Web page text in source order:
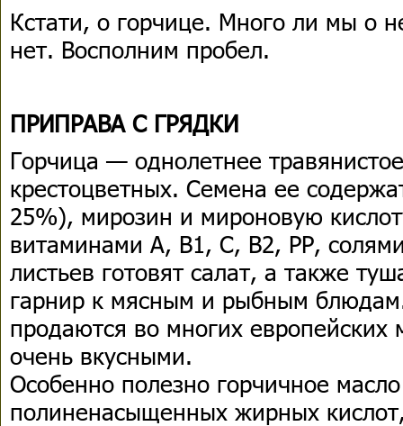
Кстати, о горчице. Много ли мы о
нет. Восполним пробел.
ПРИПРАВА С ГРЯДКИ
Горчица — однолетнее
крестоцветных. Семена ее
25%), мирозин и мироновую
витаминами A, B1, С, В2, РР,
листьев готовят салат, а также
гарнир к мясным и рыбным
продаются во многих европейских
очень вкусными.
Особенно полезно горчичное
полиненасыщенных жирных